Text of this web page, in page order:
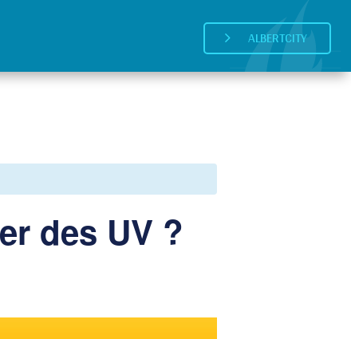
5 ALBERTCITY
des UV ?